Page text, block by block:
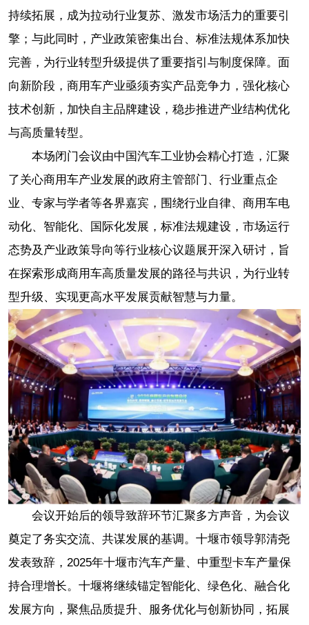
持续拓展，成为拉动行业复苏、激发市场活力的重要引
擎；与此同时，产业政策密集出台、标准法规体系加快
完善，为行业转型升级提供了重要指引与制度保障。面
向新阶段，商用车产业亟须夯实产品竞争力，强化核心
技术创新，加快自主品牌建设，稳步推进产业结构优化
与高质量转型。
本场闭门会议由中国汽车工业协会精心打造，汇聚
了关心商用车产业发展的政府主管部门、行业重点企
业、专家与学者等各界嘉宾，围绕行业自律、商用车电
动化、智能化、国际化发展，标准法规建设，市场运行
态势及产业政策导向等行业核心议题展开深入研讨，旨
在探索形成商用车高质量发展的路径与共识，为行业转
型升级、实现更高水平发展贡献智慧与力量。
会议开始后的领导致辞环节汇聚多方声音，为会议
奠定了务实交流、共谋发展的基调。十堰市领导郭清尧
发表致辞，2025年十堰市汽车产量、中重型卡车产量保
持合理增长。十堰将继续锚定智能化、绿色化、融合化
发展方向，聚焦品质提升、服务优化与创新协同，拓展